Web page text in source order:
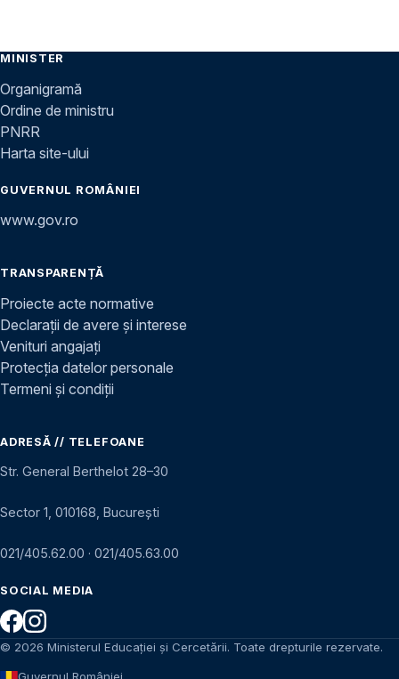
MINISTER
Organigramă
Ordine de ministru
PNRR
Harta site-ului
GUVERNUL ROMÂNIEI
www.gov.ro
TRANSPARENȚĂ
Proiecte acte normative
Declarații de avere și interese
Venituri angajați
Protecția datelor personale
Termeni și condiții
ADRESĂ // TELEFOANE
Str. General Berthelot 28–30
Sector 1, 010168, București
021/405.62.00 · 021/405.63.00
SOCIAL MEDIA
© 2026 Ministerul Educației și Cercetării. Toate drepturile rezervate.